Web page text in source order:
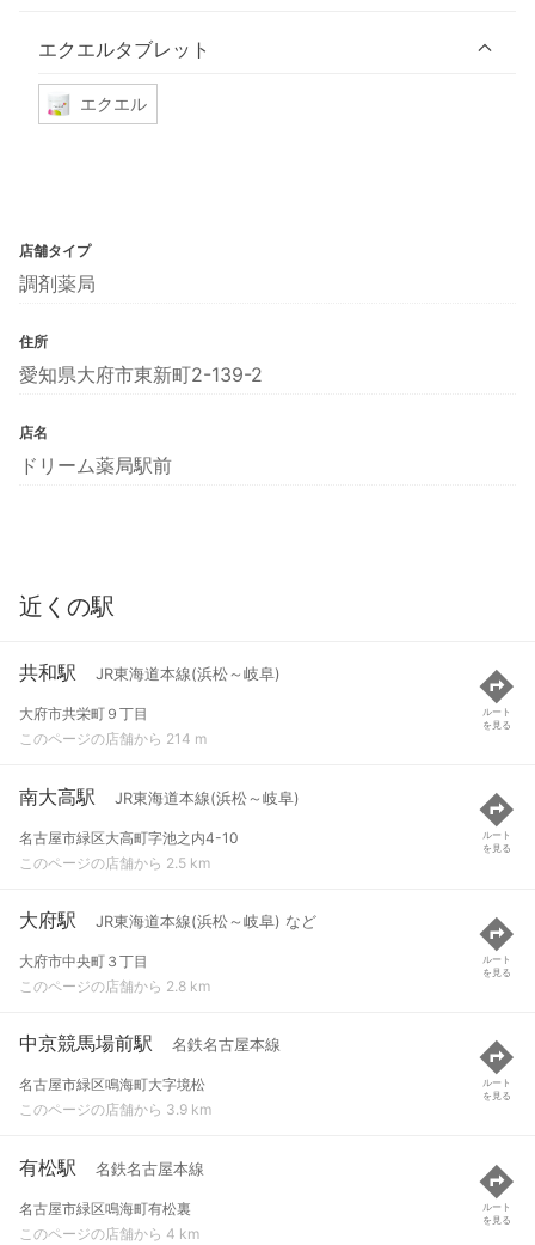
エクエルタブレット
エクエル
店舗タイプ
調剤薬局
住所
愛知県大府市東新町2-139-2
店名
ドリーム薬局駅前
近くの駅
共和駅 JR東海道本線(浜松～岐阜)
大府市共栄町９丁目
このページの店舗から 214 m
ルート
を見る
南大高駅 JR東海道本線(浜松～岐阜)
名古屋市緑区大高町字池之内4-10
このページの店舗から 2.5 km
ルート
を見る
大府駅 JR東海道本線(浜松～岐阜) など
大府市中央町３丁目
このページの店舗から 2.8 km
ルート
を見る
中京競馬場前駅 名鉄名古屋本線
名古屋市緑区鳴海町大字境松
このページの店舗から 3.9 km
ルート
を見る
有松駅 名鉄名古屋本線
名古屋市緑区鳴海町有松裏
このページの店舗から 4 km
ルート
を見る